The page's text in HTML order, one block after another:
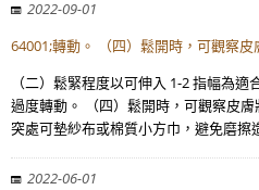
2022-09-01
64001;轉動。 （四）鬆開時，可觀察
（二）鬆緊程度以可伸入 1-2 指幅為
過度轉動。 （四）鬆開時，可觀察皮
突處可墊紗布或棉質小方巾，避免磨擦
2022-06-01